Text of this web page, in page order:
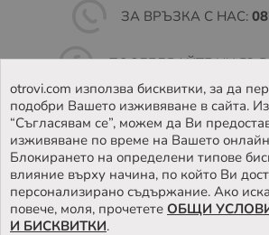
ЗА ВРЪЗКА С НАС:
ПОСЛЕДВАЙТЕ НИ
НАМЕРЕТЕ НАШИЯТ
otrovi.com използва бисквитки, за да
подобри Вашето изживяване в сайта.
“Съгласявам се”, можем да Ви
изживяване по време на Вашето
Блокирането на определени типове
влияние върху начина, по който Ви
персонализирано съдържание. Ако
повече, моля, прочетете ОБЩИ
И БИСКВИТКИ.